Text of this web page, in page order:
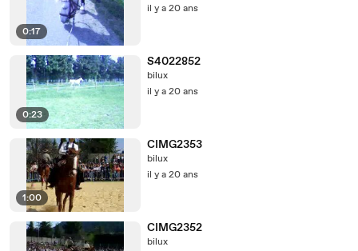
0:17
il y a 20 ans
0:23
S4022852
bilux
il y a 20 ans
1:00
CIMG2353
bilux
il y a 20 ans
CIMG2352
bilux